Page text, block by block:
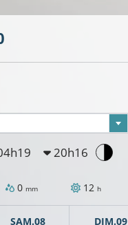
20h16
0 mm 12 h
SAM.08 DIM.09